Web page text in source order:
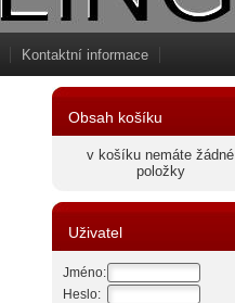
Kontaktní informace
Obsah košíku
v košíku nemáte žádné
položky
Uživatel
Jméno:
Heslo: